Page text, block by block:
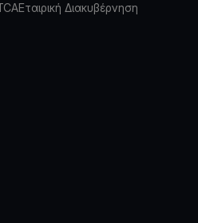
Εταιρική Διακυβέρνηση